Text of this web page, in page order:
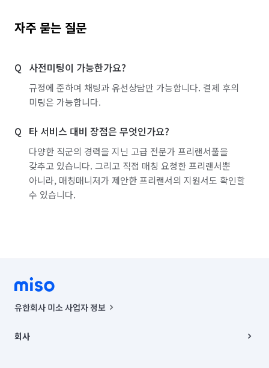
서울 관악구
서울 동대문구 서울 동작구
서울 서대문구 서울 서초구 서울 성동구
서울 영등포구 서울 용산구 서울 은평구
서울 종로구 서울 중구 서울 중랑구
경기 부천시 소사구
자주 묻는 질문
사전미팅이 가능한가요?
규정에 준하여 채팅과 유선상담만 가능합니다. 결제 후의
미팅은 가능합니다.
타 서비스 대비 장점은 무엇인가요?
다양한 직군의 경력을 지닌 고급 전문가 프리랜서풀을
갖추고 있습니다. 그리고 직접 매칭 요청한 프리랜서뿐
아니라, 매칭매니저가 제안한 프리랜서의 지원서도 확인할
수 있습니다.
유한회사 미소 사업자 정보
00019 |
회사